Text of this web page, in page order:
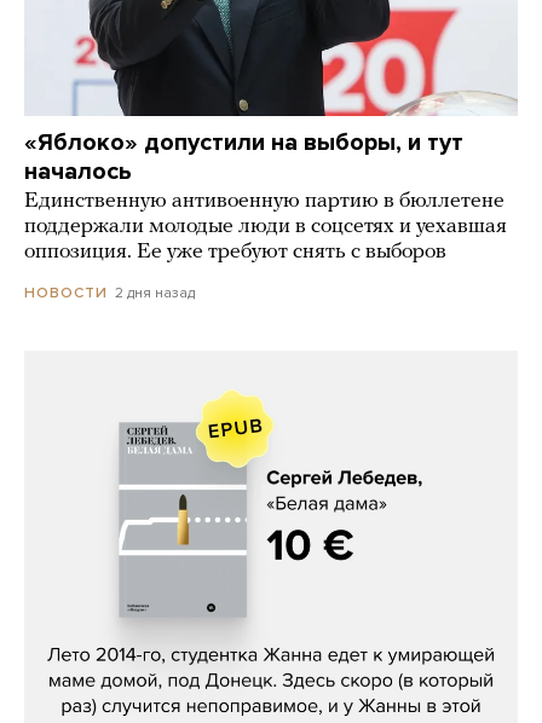
«Яблоко» допустили на выборы, и тут
началось
Единственную антивоенную партию в бюллетене
поддержали молодые люди в соцсетях и уехавшая
оппозиция. Ее уже требуют снять с выборов
НОВОСТИ 2 дня назад
Сергей Лебедев, «Белая дама»